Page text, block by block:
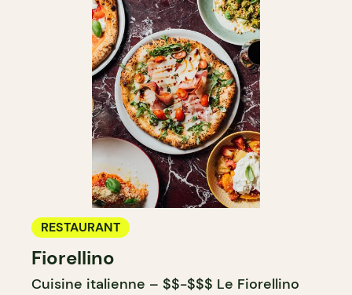
RESTAURANT
Fiorellino
Cuisine italienne – $$-$$$ Le Fiorellino